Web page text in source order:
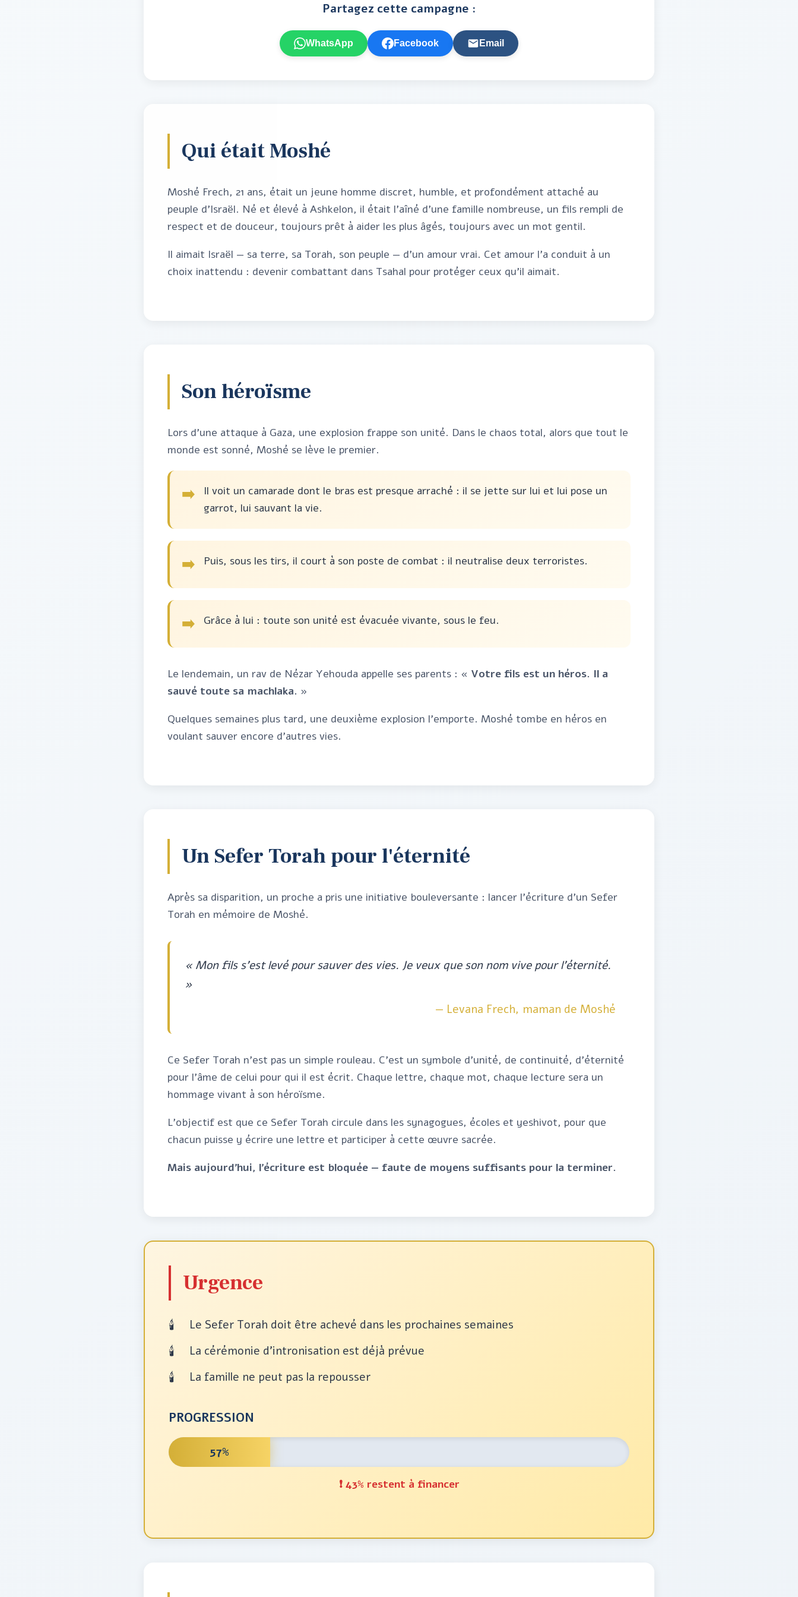
Partagez cette campagne :
WhatsApp Facebook Email
Qui était Moshé
Moshé Frech, 21 ans, était un jeune homme discret, humble, et profondément attaché au
peuple d'Israël. Né et élevé à Ashkelon, il était l'aîné d'une famille nombreuse, un fils rempli de
respect et de douceur, toujours prêt à aider les plus âgés, toujours avec un mot gentil.
Il aimait Israël — sa terre, sa Torah, son peuple — d'un amour vrai. Cet amour l'a conduit à un
choix inattendu : devenir combattant dans Tsahal pour protéger ceux qu'il aimait.
Son héroïsme
Lors d'une attaque à Gaza, une explosion frappe son unité. Dans le chaos total, alors que tout le
monde est sonné, Moshé se lève le premier.
➡️
Il voit un camarade dont le bras est presque arraché : il se jette sur lui et lui pose un
garrot, lui sauvant la vie.
➡️ Puis, sous les tirs, il court à son poste de combat : il neutralise deux terroristes.
➡️ Grâce à lui : toute son unité est évacuée vivante, sous le feu.
Le lendemain, un rav de Nézar Yehouda appelle ses parents : « Votre fils est un héros. Il a
sauvé toute sa machlaka. »
Quelques semaines plus tard, une deuxième explosion l'emporte. Moshé tombe en héros en
voulant sauver encore d'autres vies.
Un Sefer Torah pour l'éternité
Après sa disparition, un proche a pris une initiative bouleversante : lancer l'écriture d'un Sefer
Torah en mémoire de Moshé.
« Mon fils s'est levé pour sauver des vies. Je veux que son nom vive pour l'éternité.
»
— Levana Frech, maman de Moshé
Ce Sefer Torah n'est pas un simple rouleau. C'est un symbole d'unité, de continuité, d'éternité
pour l'âme de celui pour qui il est écrit. Chaque lettre, chaque mot, chaque lecture sera un
hommage vivant à son héroïsme.
L'objectif est que ce Sefer Torah circule dans les synagogues, écoles et yeshivot, pour que
chacun puisse y écrire une lettre et participer à cette œuvre sacrée.
Mais aujourd'hui, l'écriture est bloquée — faute de moyens suffisants pour la terminer.
Urgence
Le Sefer Torah doit être achevé dans les prochaines semaines
La cérémonie d'intronisation est déjà prévue
La famille ne peut pas la repousser
PROGRESSION
57%
❗ 43% restent à financer